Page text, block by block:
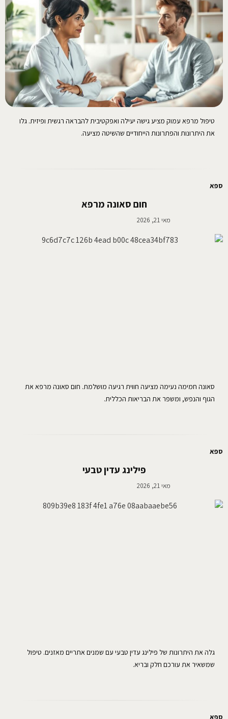
טיפול מרפא עמוק מציע גישה יעילה ואפקטיבית להבראה רגשית ופיזית. גלו
את היתרונות והפתרונות הייחודיים שהשיטה מציעה.
ספא
חום סאונה מרפא
מאי 21, 2026
סאונה חמימה נעימה מציעה חווית רגיעה מושלמת. חום סאונה מרפא את
הגוף והנפש, ומשפר את הבריאות הכללית.
ספא
פילינג עדין טבעי
מאי 21, 2026
גלה את היתרונות של פילינג עדין טבעי עם שמנים אתריים מאזנים. טיפול
שמשאיר את עורכם חלק ובריא.